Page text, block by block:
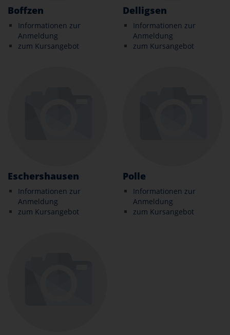
Boffzen
Informationen zur
Anmeldung
zum Kursangebot
Delligsen
Informationen zur
Anmeldung
zum Kursangebot
Eschershausen
Informationen zur
Anmeldung
zum Kursangebot
Polle
Informationen zur
Anmeldung
zum Kursangebot